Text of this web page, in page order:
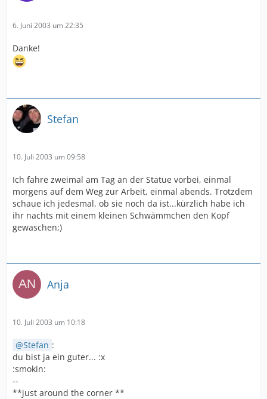
6. Juni 2003 um 22:35
Danke!
Stefan
10. Juli 2003 um 09:58
Ich fahre zweimal am Tag an der Statue vorbei, einmal
morgens auf dem Weg zur Arbeit, einmal abends. Trotzdem
schaue ich jedesmal, ob sie noch da ist...kürzlich habe ich
ihr nachts mit einem kleinen Schwämmchen den Kopf
gewaschen;)
Anja
10. Juli 2003 um 10:18
Stefan :
du bist ja ein guter... :x
:smokin:
--
**just around the corner **